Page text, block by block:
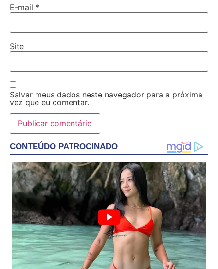
E-mail *
Site
Salvar meus dados neste navegador para a próxima
vez que eu comentar.